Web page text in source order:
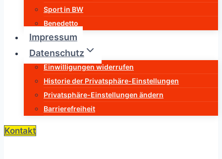
Sport in BW
Benedetto
Impressum
Datenschutz
Einwilligungen widerrufen
Historie der Privatsphäre-Einstellungen
Privatsphäre-Einstellungen ändern
Barrierefreiheit
Kontakt